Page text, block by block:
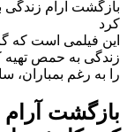
بازگشت آرام زندگی
کرد
این فیلمی است که
زندگی به حمص تهیه
را به رغم بمباران،
بازگشت